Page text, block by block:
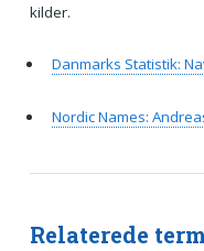
kilder.
Danmarks Statistik:
Nordic Names:
Relaterede